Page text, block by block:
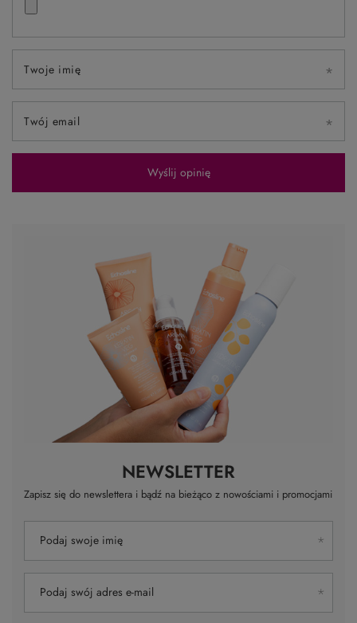
Twoje imię
Twój email
Wyślij opinię
NEWSLETTER
Zapisz się do newslettera i bądź na bieżąco z nowościami i promocjami
Podaj swoje imię
Podaj swój adres e-mail